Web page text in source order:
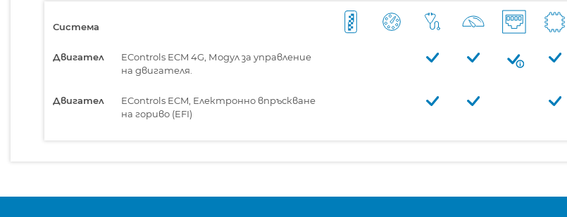
Система
Двигател
EControls ECM 4G, Модул за управление
на двигателя.
Двигател
EControls ECM, Електронно впръскване
на гориво (EFI)